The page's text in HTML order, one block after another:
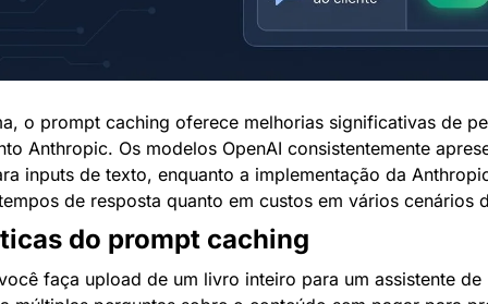
o prompt caching oferece melhorias significativas de
Anthropic. Os modelos OpenAI consistentemente
inputs de texto, enquanto a implementação da
de resposta quanto em custos em vários cenários
do prompt caching
faça upload de um livro inteiro para um assistente